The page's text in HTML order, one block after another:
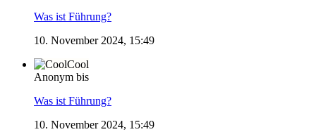
Was ist Führung?
10. November 2024, 15:49
Cool
Anonym bis
Was ist Führung?
10. November 2024, 15:49